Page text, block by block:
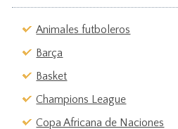
Animales futboleros
Barça
Basket
Champions League
Copa Africana de Naciones